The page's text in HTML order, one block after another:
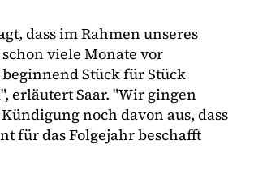
dass im Rahmen unseres
viele Monate vor
Stück für Stück
erläutert Saar. "Wir gingen
noch davon aus, dass
für das Folgejahr beschafft